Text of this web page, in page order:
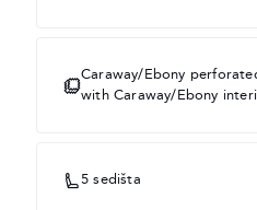
Caraway/Ebony
with Caraway/Ebony
5 sedišta